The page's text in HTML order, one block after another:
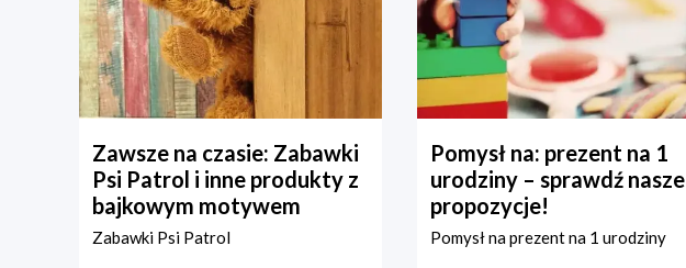
Zawsze na czasie: Zabawki
Psi Patrol i inne produkty z
bajkowym motywem
Zabawki Psi Patrol
Pomysł na: prezent na 1
urodziny – sprawdź nasze
propozycje!
Pomysł na prezent na 1 urodziny